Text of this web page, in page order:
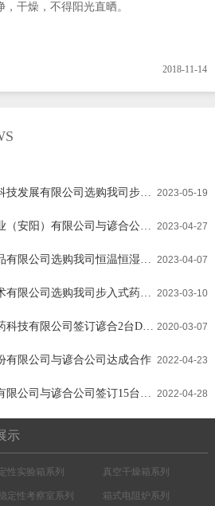
干燥，不得阳光直晒。
2018-11-14
• 热烈祝贺四川新绿色药业科技发展有限公司选购我司步入式药品稳定性考察室 2023-05-19
• 热烈祝贺上海锦帝九州药业（安阳）有限公司与谚合公司达成合作 2023-04-27
2023-04-07
• 祝贺成都博大金点生物技术有限公司选购我司步入式药品稳定性考察室 2023-03-10
• 热烈祝贺湖北木雅生物医药科技有限公司签订谚合2台DWH-250P药品稳定性试验箱 2020-03-07
有限公司与谚合公司达成合作 2022-04-23
2022-04-28
示
性实验箱系列
定性考察室系列
真空干燥箱系列
箱式电阻炉系列